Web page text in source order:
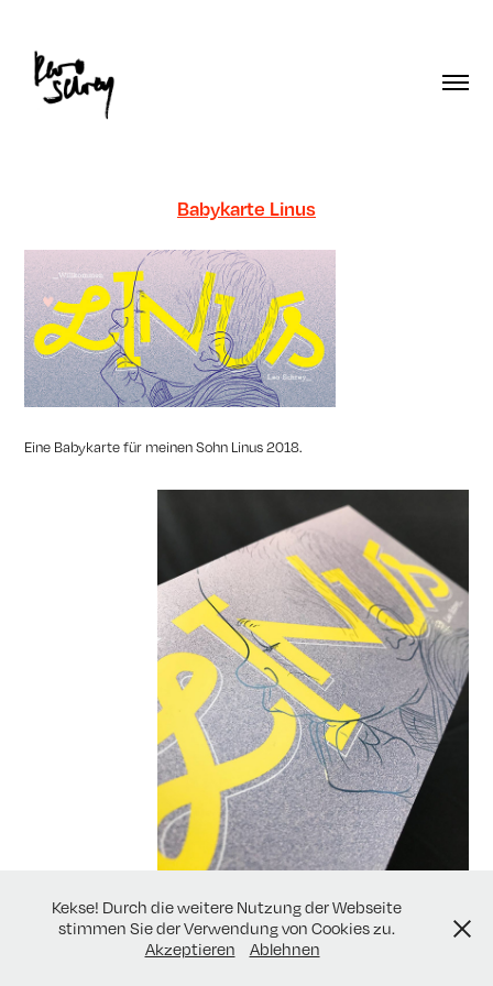
Babykarte Linus
Eine Babykarte für meinen Sohn Linus 2018.
Powered byAdobe Portfolio
Kekse! Durch die weitere Nutzung der Webseite
stimmen Sie der Verwendung von Cookies zu.
Akzeptieren
Ablehnen